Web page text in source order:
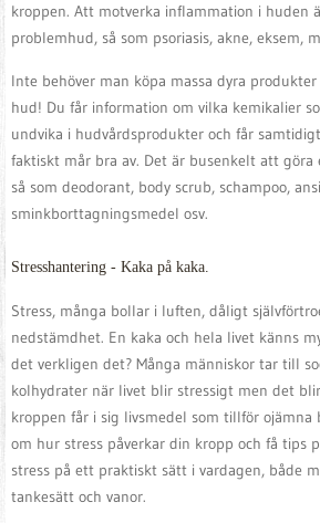
kroppen. Att motverka inflammation i huden
problemhud, så som psoriasis, akne, eksem,
Inte behöver man köpa massa dyra
hud! Du får information om vilka kemikalier
undvika i hudvårdsprodukter och får
faktiskt mår bra av. Det är busenkelt att
så som deodorant, body scrub, schampoo,
sminkborttagningsmedel osv.
Stresshantering - Kaka på kaka.
Stress, många bollar i luften, dåligt
nedstämdhet. En kaka och hela livet känns
det verkligen det? Många människor tar till
kolhydrater när livet blir stressigt men det
kroppen får i sig livsmedel som tillför ojämna
om hur stress påverkar din kropp och få tips
stress på ett praktiskt sätt i vardagen, både
tankesätt och vanor.